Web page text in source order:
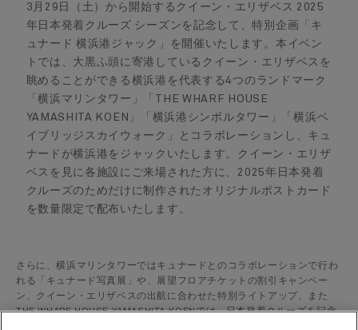
3月29日（土）から開始するクイーン・エリザベス 2025
年日本発着クルーズ シーズンを記念して、特別企画「キ
ュナード 横浜港ジャック」を開催いたします。本イベン
トでは、大黒ふ頭に寄港しているクイーン・エリザベスを
眺めることができる横浜港を代表する4つのランドマーク
「横浜マリンタワー」「THE WHARF HOUSE
YAMASHITA KOEN」「横浜港シンボルタワー」「横浜ベ
イブリッジスカイウォーク」とコラボレーションし、キュ
ナードが横浜港をジャックいたします。クイーン・エリザ
ベスを見に各施設にご来場された方に、2025年日本発着
クルーズのためだけに制作されたオリジナルポストカード
を数量限定で配布いたします。
さらに、横浜マリンタワーではキュナードとのコラボレーションで行わ
れる「キュナード写真展」や、展望フロアチケットの割引キャンペー
ン、クイーン・エリザベスの出航に合わせた特別ライトアップ、また
THE WHARF HOUSE YAMASHITA KOENでは、日本発着クルーズを記念